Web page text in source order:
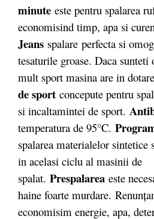
minute este pentru spalarea
economisind timp, apa si
Jeans spalare perfecta si
tesaturile groase. Daca sunteti
mult sport masina are in
de sport concepute pentru
si incaltamintei de sport.
temperatura de 95°C.
spalarea materialelor
in acelasi ciclu al masinii de
spalat. Prespalarea este
haine foarte murdare.
economisim energie, apa,